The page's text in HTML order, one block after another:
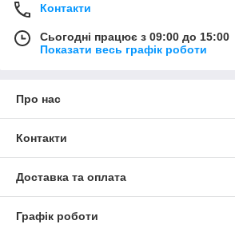
Контакти
Сьогодні працює з 09:00 до 15:00
Показати весь графік роботи
Про нас
Контакти
Доставка та оплата
Графік роботи